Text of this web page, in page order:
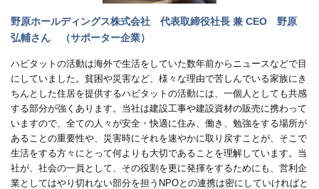
野原ホールディングス株式会社 代表取締役社長 兼 CEO 野原
弘輔さん （サポーター企業）
ハビタットの活動は海外で生活をしていた数年前からニュースなどで目
にしていました。貧困や災害など、様々な理由で苦しんでいる家族にき
ちんとした住居を提供するハビタットの活動には、一個人としても共感
する部分が強くあります。当社は建設工事や建設資材の販売に携わって
いますので、全ての人々が安全・快適に住み、働き、勉強をする場所が
あることの重要性や、災害時にそれを速やかに取り戻すことが、そこで
生活をする方々にとって何よりも大切であることを理解しています。当
社が、社会の一員として、その役割を更に発揮をするためにも、営利企
業としてはやり切れない部分を担うNPOとの連携は密にしていければと